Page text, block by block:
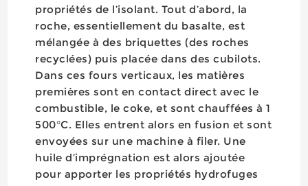
propriétés de l’isolant. Tout d’abord, la
roche, essentiellement du basalte, est
mélangée à des briquettes (des roches
recyclées) puis placée dans des cubilots.
Dans ces fours verticaux, les matières
premières sont en contact direct avec le
combustible, le coke, et sont chauffées à 1
500°C. Elles entrent alors en fusion et sont
envoyées sur une machine à filer. Une
huile d’imprégnation est alors ajoutée
pour apporter les propriétés hydrofuges